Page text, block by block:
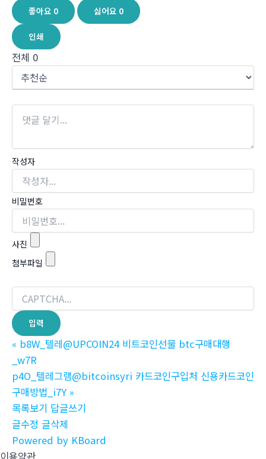
좋아요 0 싫어요 0
인쇄
전체 0
작성자
비밀번호
사진
첨부파일
« b8W_텔레@UPCOIN24 비트코인선물 btc구매대행
_w7R
p4O_텔레그램@bitcoinsyri 카드코인구입처 신용카드코인
구매방법_i7Y »
목록보기 답글쓰기
글수정 글삭제
Powered by KBoard
이용약관